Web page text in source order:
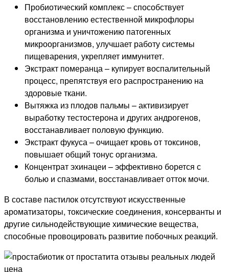
Пробиотический комплекс – способствует
восстановлению естественной микрофлоры
организма и уничтожению патогенных
микроорганизмов, улучшает работу системы
пищеварения, укрепляет иммунитет.
Экстракт померанца – купирует воспалительный
процесс, препятствуя его распространению на
здоровые ткани.
Вытяжка из плодов пальмы – активизирует
выработку тестостерона и других андрогенов,
восстанавливает половую функцию.
Экстракт фукуса – очищает кровь от токсинов,
повышает общий тонус организма.
Концентрат эхинацеи – эффективно борется с
болью и спазмами, восстанавливает отток мочи.
В составе пастилок отсутствуют искусственные
ароматизаторы, токсические соединения, консерванты и
другие сильнодействующие химические вещества,
способные провоцировать развитие побочных реакций.